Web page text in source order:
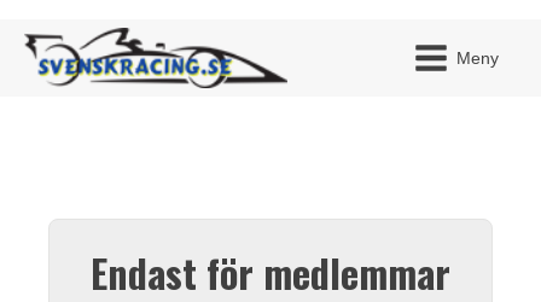
Meny
Endast för medlemmar